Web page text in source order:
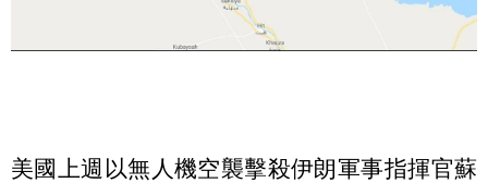
美國上週以無人機空襲擊殺伊朗軍事指揮官蘇